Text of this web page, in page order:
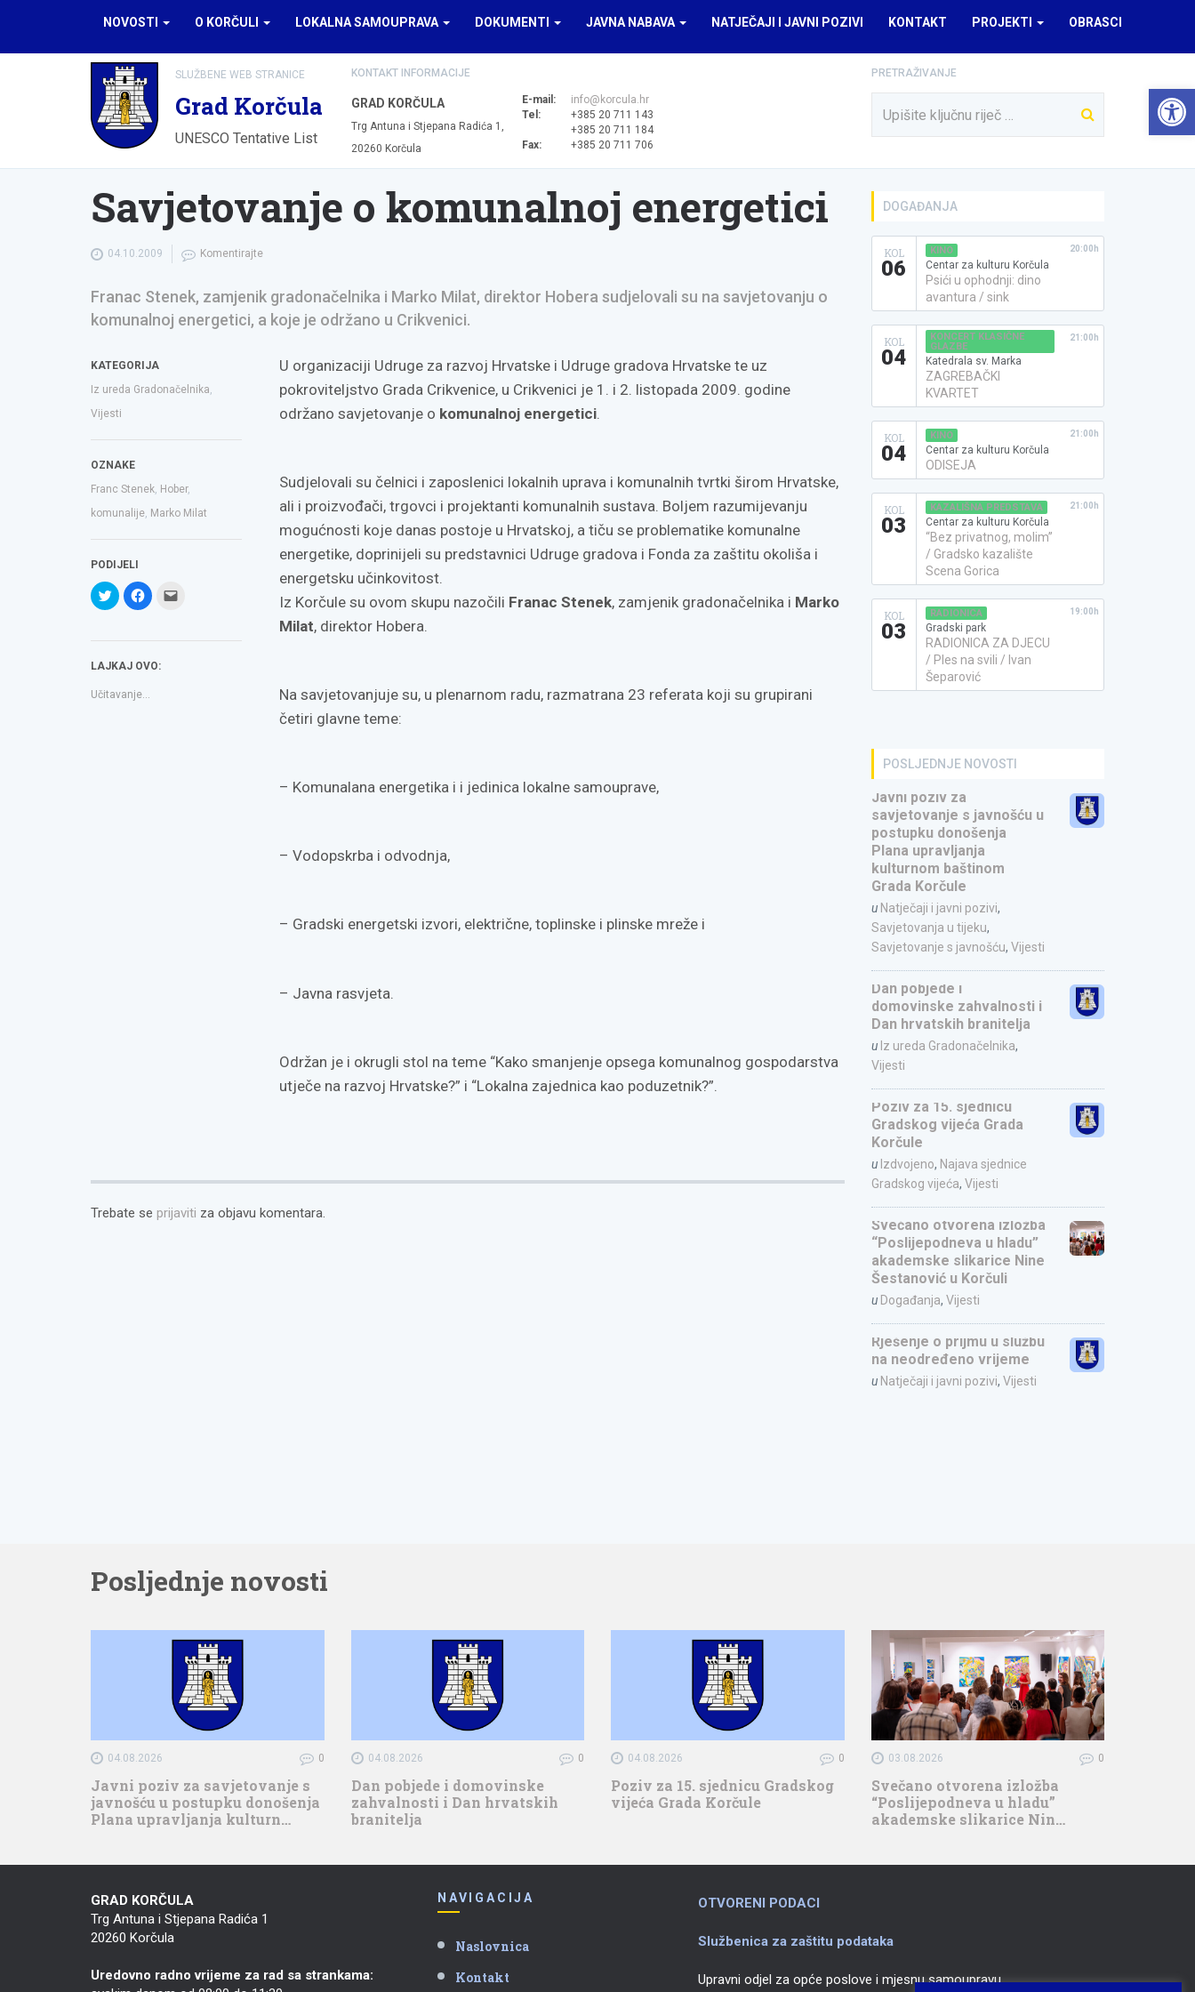
NOVOSTI O KORČULI LOKALNA SAMOUPRAVA DOKUMENTI JAVNA NABAVA NATJEČAJI I JAVNI POZIVI KONTAKT PROJEKTI OBRASCI
SLUŽBENE WEB STRANICE
Grad Korčula
UNESCO Tentative List
KONTAKT INFORMACIJE
GRAD KORČULA
Trg Antuna i Stjepana Radića 1,
20260 Korčula
E-mail:
info@korcula.hr
Tel:
+385 20 711 143
+385 20 711 184
Fax:
+385 20 711 706
PRETRAŽIVANJE
Savjetovanje o komunalnoj energetici
04.10.2009 Komentirajte
Franac Stenek, zamjenik gradonačelnika i Marko Milat, direktor Hobera sudjelovali su na savjetovanju o
komunalnoj energetici, a koje je održano u Crikvenici.
U organizaciji Udruge za razvoj Hrvatske i Udruge gradova Hrvatske te uz
pokroviteljstvo Grada Crikvenice, u Crikvenici je 1. i 2. listopada 2009. godine
održano savjetovanje o komunalnoj energetici.
Sudjelovali su čelnici i zaposlenici lokalnih uprava i komunalnih tvrtki širom Hrvatske,
ali i proizvođači, trgovci i projektanti komunalnih sustava. Boljem razumijevanju
mogućnosti koje danas postoje u Hrvatskoj, a tiču se problematike komunalne
energetike, doprinijeli su predstavnici Udruge gradova i Fonda za zaštitu okoliša i
energetsku učinkovitost.
Iz Korčule su ovom skupu nazočili Franac Stenek, zamjenik gradonačelnika i Marko
Milat, direktor Hobera.
Na savjetovanjuje su, u plenarnom radu, razmatrana 23 referata koji su grupirani
četiri glavne teme:
– Komunalana energetika i i jedinica lokalne samouprave,
– Vodopskrba i odvodnja,
– Gradski energetski izvori, električne, toplinske i plinske mreže i
– Javna rasvjeta.
Održan je i okrugli stol na teme “Kako smanjenje opsega komunalnog gospodarstva
utječe na razvoj Hrvatske?” i “Lokalna zajednica kao poduzetnik?”.
KATEGORIJA
Iz ureda Gradonačelnika,
Vijesti
OZNAKE
Franc Stenek, Hober,
komunalije, Marko Milat
PODIJELI
Podijeli
na
Twitteru
u
prozoru)
Klikom
podijelite
u
prozoru)
to
LAJKAJ OVO:
Učitavanje...
Trebate se prijaviti za objavu komentara.
DOGAĐANJA
KOL
06
KINO
Centar za kulturu Korčula
Psići u ophodnji: dino
avantura / sink
20:00h
KOL
04
KONCERT KLASIČNE
GLAZBE
Katedrala sv. Marka
ZAGREBAČKI
KVARTET
21:00h
KOL
04
KINO
Centar za kulturu Korčula
ODISEJA
21:00h
KOL
03
KAZALIŠNA PREDSTAVA
Centar za kulturu Korčula
“Bez privatnog, molim”
/ Gradsko kazalište
Scena Gorica
21:00h
KOL
03
RADIONICA
Gradski park
RADIONICA ZA DJECU
/ Ples na svili / Ivan
Šeparović
19:00h
POSLJEDNJE NOVOSTI
Javni poziv za
savjetovanje s javnošću u
postupku donošenja
Plana upravljanja
kulturnom baštinom
Grada Korčule
u Natječaji i javni pozivi,
Savjetovanja u tijeku,
Savjetovanje s javnošću, Vijesti
Dan pobjede i
domovinske zahvalnosti i
Dan hrvatskih branitelja
u Iz ureda Gradonačelnika,
Vijesti
Poziv za 15. sjednicu
Gradskog vijeća Grada
Korčule
u Izdvojeno, Najava sjednice
Gradskog vijeća, Vijesti
Svečano otvorena izložba
“Poslijepodneva u hladu”
akademske slikarice Nine
Šestanović u Korčuli
u Događanja, Vijesti
Rješenje o prijmu u službu
na neodređeno vrijeme
u Natječaji i javni pozivi, Vijesti
Posljednje novosti
04.08.2026 0
Javni poziv za savjetovanje s
javnošću u postupku donošenja
Plana upravljanja kulturn…
04.08.2026 0
Dan pobjede i domovinske
zahvalnosti i Dan hrvatskih
branitelja
04.08.2026 0
Poziv za 15. sjednicu Gradskog
vijeća Grada Korčule
03.08.2026 0
Svečano otvorena izložba
“Poslijepodneva u hladu”
akademske slikarice Nin…
GRAD KORČULA
Trg Antuna i Stjepana Radića 1
20260 Korčula
Uredovno radno vrijeme za rad sa strankama:
NAVIGACIJA
Naslovnica
Kontakt
OTVORENI PODACI
Službenica za zaštitu podataka
Upravni odjel za opće poslove i mjesnu samoupravu